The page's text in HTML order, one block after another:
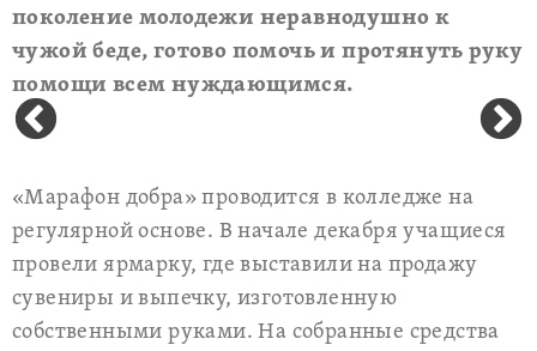
поколение молодежи неравнодушно к
чужой беде, готово помочь и протянуть руку
помощи всем нуждающимся.
«Марафон добра» проводится в колледже на
регулярной основе. В начале декабря учащиеся
провели ярмарку, где выставили на продажу
сувениры и выпечку, изготовленную
собственными руками. На собранные средства